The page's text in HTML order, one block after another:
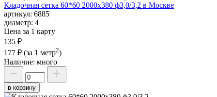
Кладочная сетка 60*60 2000х380 ф3,0/3,2 в Москве
артикул: 6885
диаметр: 4
Цена за 1 карту
135 ₽
177 ₽ (за 1 метр2)
Наличие: много
в корзину